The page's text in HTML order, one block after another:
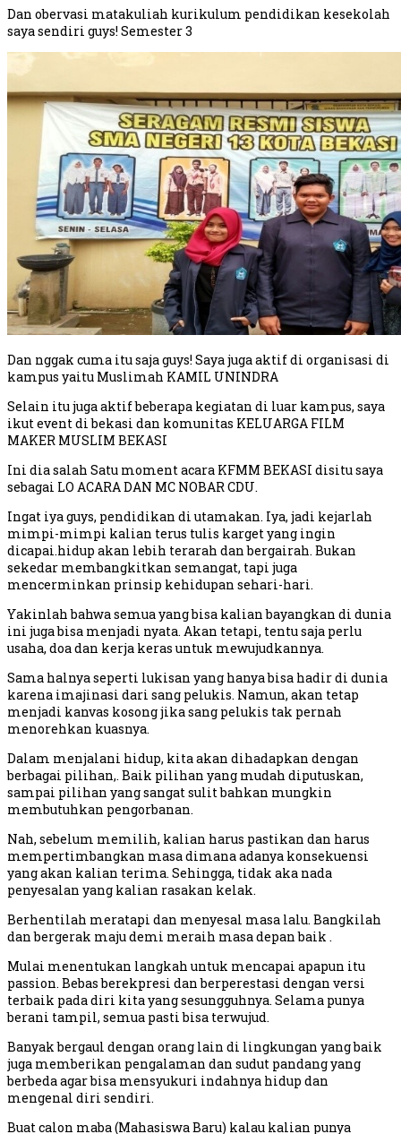
Dan obervasi matakuliah kurikulum pendidikan kesekolah
saya sendiri guys! Semester 3
Dan nggak cuma itu saja guys! Saya juga aktif di organisasi di
kampus yaitu Muslimah KAMIL UNINDRA
Selain itu juga aktif beberapa kegiatan di luar kampus, saya
ikut event di bekasi dan komunitas KELUARGA FILM
MAKER MUSLIM BEKASI
Ini dia salah Satu moment acara KFMM BEKASI disitu saya
sebagai LO ACARA DAN MC NOBAR CDU.
Ingat iya guys, pendidikan di utamakan. Iya, jadi kejarlah
mimpi-mimpi kalian terus tulis karget yang ingin
dicapai.hidup akan lebih terarah dan bergairah. Bukan
sekedar membangkitkan semangat, tapi juga
mencerminkan prinsip kehidupan sehari-hari.
Yakinlah bahwa semua yang bisa kalian bayangkan di dunia
ini juga bisa menjadi nyata. Akan tetapi, tentu saja perlu
usaha, doa dan kerja keras untuk mewujudkannya.
Sama halnya seperti lukisan yang hanya bisa hadir di dunia
karena imajinasi dari sang pelukis. Namun, akan tetap
menjadi kanvas kosong jika sang pelukis tak pernah
menorehkan kuasnya.
Dalam menjalani hidup, kita akan dihadapkan dengan
berbagai pilihan,. Baik pilihan yang mudah diputuskan,
sampai pilihan yang sangat sulit bahkan mungkin
membutuhkan pengorbanan.
Nah, sebelum memilih, kalian harus pastikan dan harus
mempertimbangkan masa dimana adanya konsekuensi
yang akan kalian terima. Sehingga, tidak aka nada
penyesalan yang kalian rasakan kelak.
Berhentilah meratapi dan menyesal masa lalu. Bangkilah
dan bergerak maju demi meraih masa depan baik .
Mulai menentukan langkah untuk mencapai apapun itu
passion. Bebas berekpresi dan berperestasi dengan versi
terbaik pada diri kita yang sesungguhnya. Selama punya
berani tampil, semua pasti bisa terwujud.
Banyak bergaul dengan orang lain di lingkungan yang baik
juga memberikan pengalaman dan sudut pandang yang
berbeda agar bisa mensyukuri indahnya hidup dan
mengenal diri sendiri.
Buat calon maba (Mahasiswa Baru) kalau kalian punya